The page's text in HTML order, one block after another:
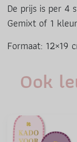
De prijs is per 4
Gemixt of 1
Formaat: 12×19
Ook